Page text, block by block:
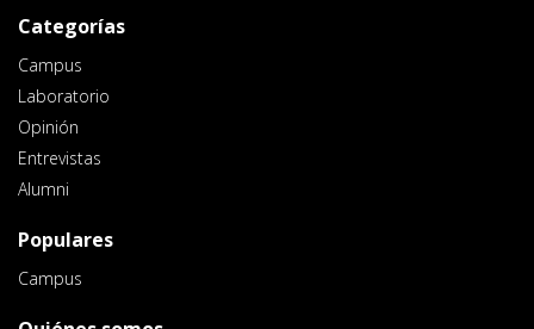
Categorías
Campus
Laboratorio
Opinión
Entrevistas
Alumni
Populares
Campus